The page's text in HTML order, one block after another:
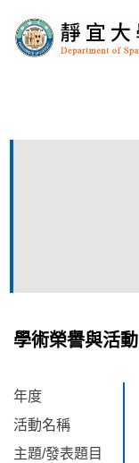
到
主
學術榮譽與活動
年度
活動名稱
主題/發表題目